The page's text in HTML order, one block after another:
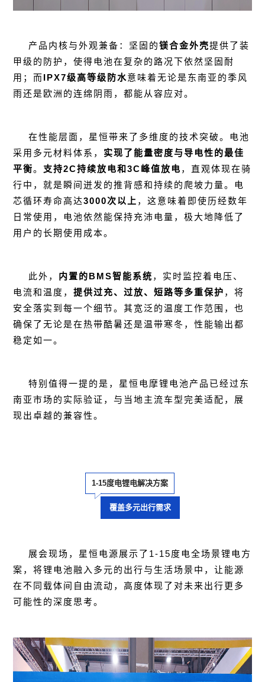
产品内核与外观兼备：坚固的镁合金外壳提供了装
甲级的防护，使得电池在复杂的路况下依然坚固耐
用；而IPX7级高等级防水意味着无论是东南亚的季风
雨还是欧洲的连绵阴雨，都能从容应对。
在性能层面，星恒带来了多维度的技术突破。电池
采用多元材料体系， 实现了能量密度与导电性的最佳
平衡。 支持2C持续放电和3C峰值放电 ，直观体现在骑
行中，就是瞬间迸发的推背感和持续的爬坡力量。电
芯循环寿命高达3000次以上 ，这意味着即使历经数年
日常使用，电池依然能保持充沛电量，极大地降低了
用户的长期使用成本。
此外， 内置的BMS智能系统 ，实时监控着电压、
电流和温度，提供过充、过放、短路等多重保护 ，将
安全落实到每一个细节。其宽泛的温度工作范围，也
确保了无论是在热带酷暑还是温带寒冬，性能输出都
稳定如一。
特别值得一提的是，星恒电摩锂电池产品已经过东
南亚市场的实际验证，与当地主流车型完美适配，展
现出卓越的兼容性。
1-15度电锂电解决方案
覆盖多元出行需求
展会现场，星恒电源展示了1-15度电全场景锂电方
案，将锂电池融入多元的出行与生活场景中，让能源
在不同载体间自由流动，高度体现了对未来出行更多
可能性的深度思考。